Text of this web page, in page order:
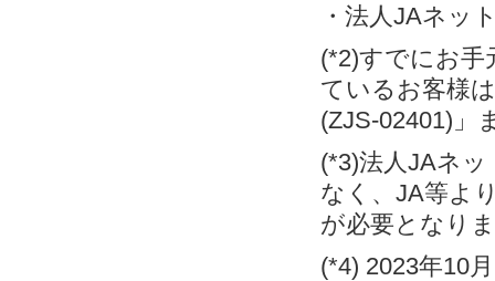
・法人JAネッ
(*2)すでにお手
ているお客様
(ZJS-02401)」
(*3)法人JAネ
なく、JA等よ
が必要となり
(*4) 2023年10